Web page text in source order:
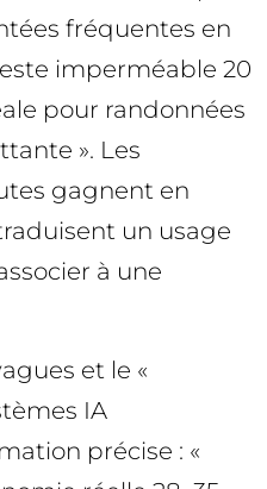
fréquentes en
imperméable 20
pour randonnées
». Les
gagnent en
un usage
à une
et le «
IA
précise : «